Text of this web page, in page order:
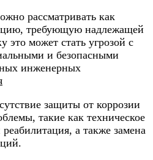
рассматривать как
требующую надлежащей
это может стать угрозой с
и безопасными
инженерных
защиты от коррозии
такие как техническое
а также замена